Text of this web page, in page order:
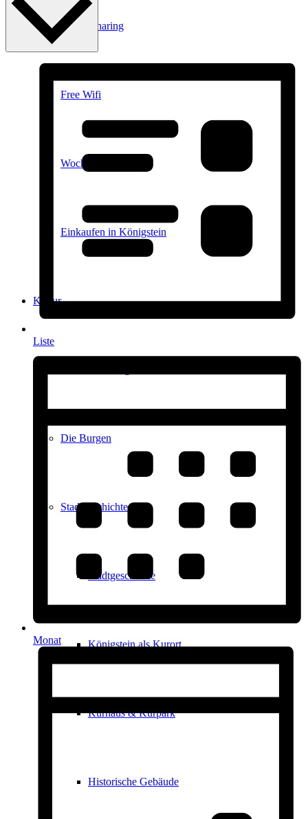
E-Car-Sharing
Free Wifi
Wochenmarkt
Einkaufen in Königstein
Kultur
Die Burgen
Stadtgeschichte
Stadtgeschichte
Königstein als Kurort
Kurhaus & Kurpark
Historische Gebäude
Liste
Monat